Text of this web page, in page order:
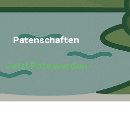
Patenschaften
Jetzt Pate werden